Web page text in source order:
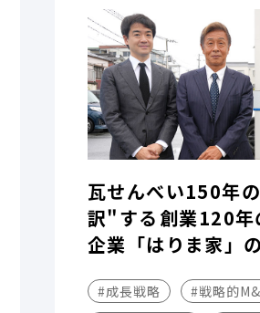
瓦せんべい150年
訳"する――創業120
企業「はりま家」
#成長戦略 #戦略的